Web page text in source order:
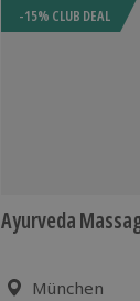
-15% CLUB DEAL
Ayurveda
München